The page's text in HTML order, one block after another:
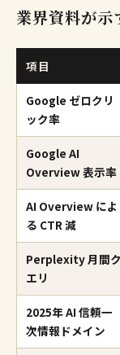
業界資料が示
項目
Google ゼロクリ
ック率
Google AI
Overview 表示率
AI Overview によ
る CTR 減
Perplexity 月間ク
エリ
2025年 AI 信頼一
次情報ドメイン